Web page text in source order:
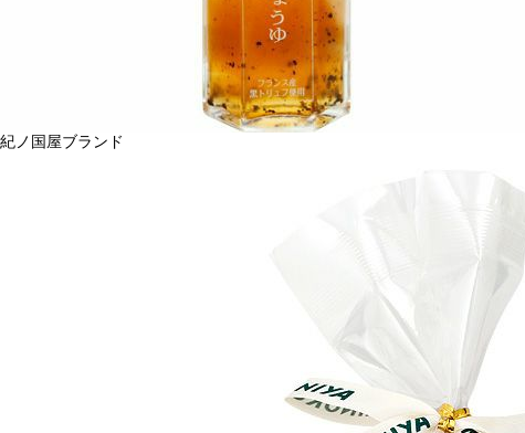
紀ノ国屋ブランド